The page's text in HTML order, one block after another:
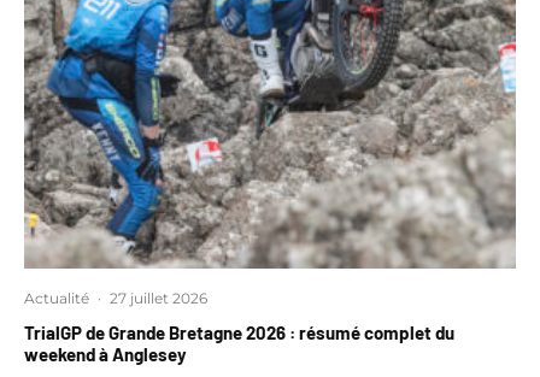
Actualité · 27 juillet 2026
TrialGP de Grande Bretagne 2026 : résumé complet du
weekend à Anglesey